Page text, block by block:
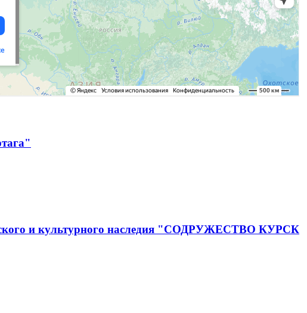
и культурного наследия "СОДРУЖЕСТВО КУРСК